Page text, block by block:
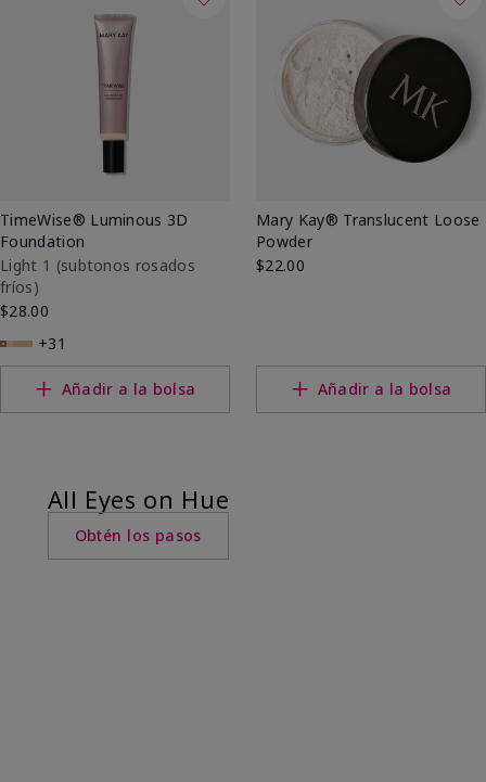
TimeWise® Luminous 3D
Foundation
Light 1​ (subtonos rosados
fríos)
$28.00
+31
Añadir a la bolsa
Mary Kay® Translucent Loose
Powder
$22.00
Añadir a la bolsa
All Eyes on Hue
Obtén los pasos